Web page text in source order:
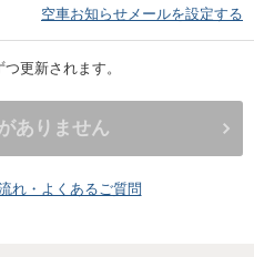
空車お知らせメールを設定する
更新されます。
ありません
れ・よくあるご質問